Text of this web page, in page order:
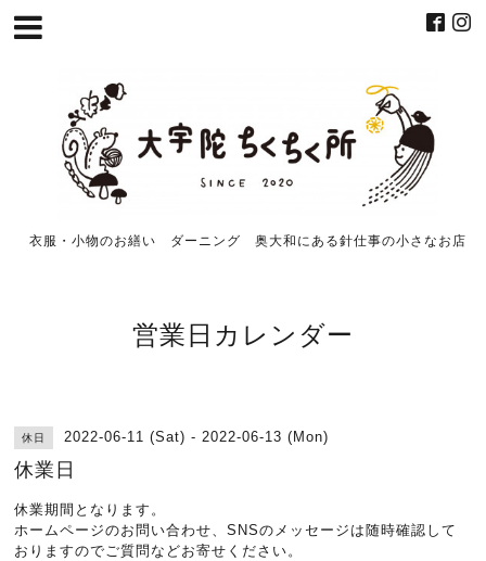
衣服・小物のお繕い ダーニング 奥大和にある針仕事の小さなお店
営業日カレンダー
休日 2022-06-11 (Sat) - 2022-06-13 (Mon)
休業日
休業期間となります。
ホームページのお問い合わせ、SNSのメッセージは随時確認して
おりますのでご質問などお寄せください。